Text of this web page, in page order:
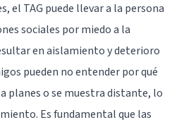
el TAG puede llevar a la persona
sociales por miedo a la
en aislamiento y deterioro
pueden no entender por qué
planes o se muestra distante, lo
Es fundamental que las